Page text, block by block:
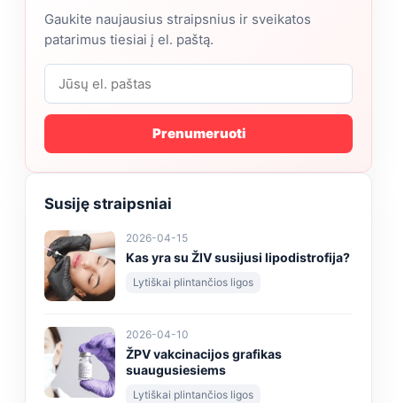
Gaukite naujausius straipsnius ir sveikatos
patarimus tiesiai į el. paštą.
Prenumeruoti
Susiję straipsniai
2026-04-15
Kas yra su ŽIV susijusi lipodistrofija?
Lytiškai plintančios ligos
2026-04-10
ŽPV vakcinacijos grafikas
suaugusiesiems
Lytiškai plintančios ligos